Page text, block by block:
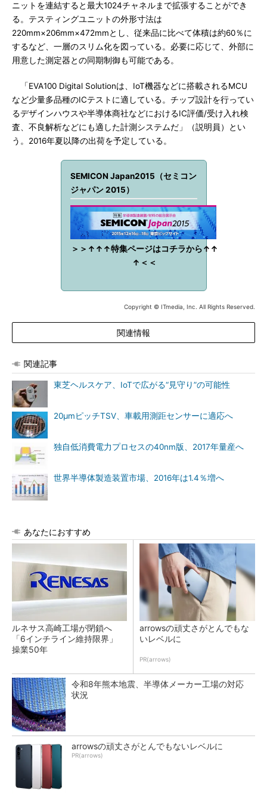
ニットを連結すると最大1024チャネルまで拡張することができ
る。テスティングユニットの外形寸法は
220mm×206mm×472mmとし、従来品に比べて体積は約60％に
するなど、一層のスリム化を図っている。必要に応じて、外部に
用意した測定器との同期制御も可能である。
「EVA100 Digital Solutionは、IoT機器などに搭載されるMCU
など少量多品種のICテストに適している。チップ設計を行ってい
るデザインハウスや半導体商社などにおけるIC評価/受け入れ検
査、不良解析などにも適した計測システムだ」（説明員）とい
う。2016年夏以降の出荷を予定している。
SEMICON Japan2015（セミコン
ジャパン 2015）
＞＞↑↑↑特集ページはコチラから↑↑
↑＜＜
Copyright © ITmedia, Inc. All Rights Reserved.
関連情報
関連記事
東芝ヘルスケア、IoTで広がる“見守り”の可能性
20μmピッチTSV、車載用測距センサーに適応へ
独自低消費電力プロセスの40nm版、2017年量産へ
世界半導体製造装置市場、2016年は1.4％増へ
あなたにおすすめ
ルネサス高崎工場が閉鎖へ
「6インチライン維持限界」
操業50年
arrowsの頑丈さがとんでもな
いレベルに
PR(arrows)
令和8年熊本地震、半導体メーカー工場の対応
状況
arrowsの頑丈さがとんでもないレベルに
PR(arrows)